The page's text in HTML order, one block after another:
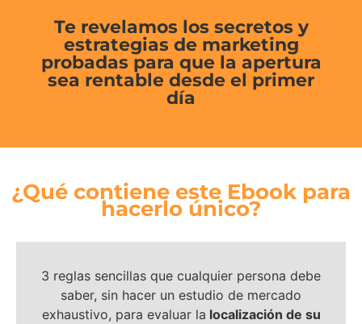
Te revelamos los secretos y
estrategias de marketing
probadas para que la apertura
sea rentable desde el primer
día
¿Qué contiene este Ebook para
hacerlo único?
3 reglas sencillas que cualquier persona debe
saber, sin hacer un estudio de mercado
exhaustivo, para evaluar la localización de su